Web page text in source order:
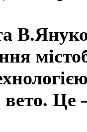
Це